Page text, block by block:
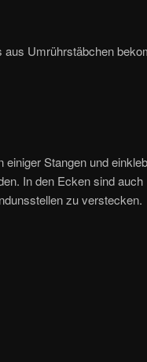
Umrührstäbchen
Stangen und
In den Ecken sind auch
zu verstecken.